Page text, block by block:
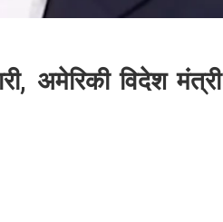
अमेरिकी विदेश मंत्री